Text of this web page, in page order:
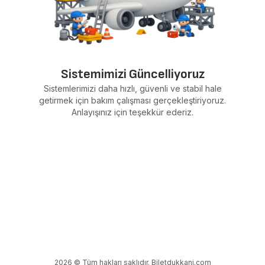
Sistemimizi Güncelliyoruz
Sistemlerimizi daha hızlı, güvenli ve stabil hale
getirmek için bakım çalışması gerçekleştiriyoruz.
Anlayışınız için teşekkür ederiz.
2026 © Tüm hakları saklıdır. Biletdukkani.com